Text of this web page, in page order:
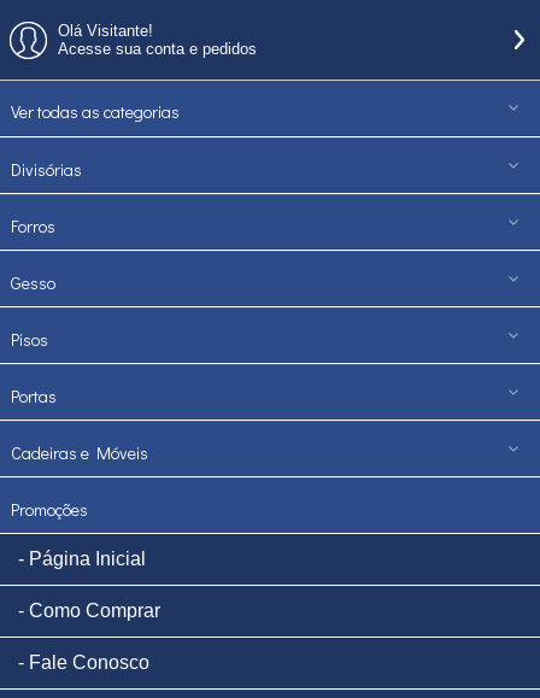
Olá Visitante!
Acesse sua conta e pedidos
Ver todas as categorias
Divisórias
Forros
Gesso
Pisos
Portas
Cadeiras e Móveis
Promoções
Página Inicial
Como Comprar
Fale Conosco